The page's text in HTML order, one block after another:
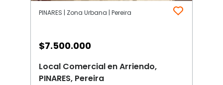
PINARES | Zona Urbana | Pereira
$7.500.000
Local Comercial en Arriendo,
PINARES, Pereira